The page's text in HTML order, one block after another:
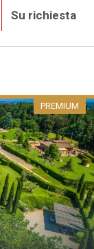
Su richiesta
PREMIUM